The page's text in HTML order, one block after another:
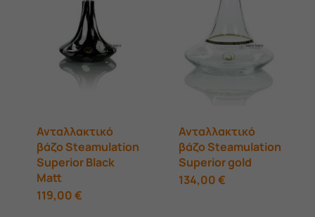
Ανταλλακτικό
βάζο Steamulation
Superior Black
Matt
119,00€
Ανταλλακτικό
βάζο Steamulation
Superior gold
134,00€